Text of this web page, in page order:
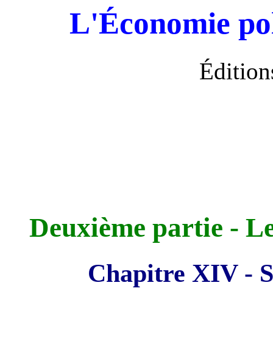
L'Économie
Deuxième partie -
Chapitre XIV -